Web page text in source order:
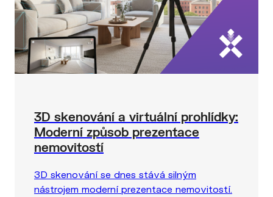
3D skenování a virtuální prohlídky:
Moderní způsob prezentace
nemovitostí
3D skenování se dnes stává silným
nástrojem moderní prezentace nemovitostí.